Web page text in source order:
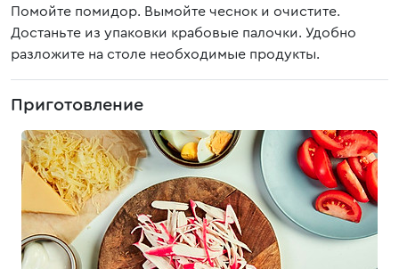
Помойте помидор. Вымойте чеснок и очистите.
Достаньте из упаковки крабовые палочки. Удобно
разложите на столе необходимые продукты.
Приготовление